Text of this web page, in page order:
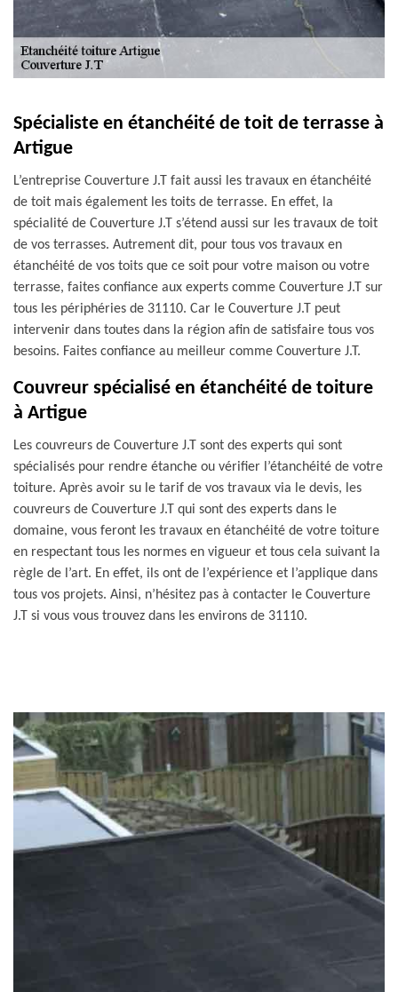
Spécialiste en étanchéité de toit de terrasse à
Artigue
L’entreprise Couverture J.T fait aussi les travaux en étanchéité
de toit mais également les toits de terrasse. En effet, la
spécialité de Couverture J.T s’étend aussi sur les travaux de toit
de vos terrasses. Autrement dit, pour tous vos travaux en
étanchéité de vos toits que ce soit pour votre maison ou votre
terrasse, faites confiance aux experts comme Couverture J.T sur
tous les périphéries de 31110. Car le Couverture J.T peut
intervenir dans toutes dans la région afin de satisfaire tous vos
besoins. Faites confiance au meilleur comme Couverture J.T.
Couvreur spécialisé en étanchéité de toiture
à Artigue
Les couvreurs de Couverture J.T sont des experts qui sont
spécialisés pour rendre étanche ou vérifier l’étanchéité de votre
toiture. Après avoir su le tarif de vos travaux via le devis, les
couvreurs de Couverture J.T qui sont des experts dans le
domaine, vous feront les travaux en étanchéité de votre toiture
en respectant tous les normes en vigueur et tous cela suivant la
règle de l’art. En effet, ils ont de l’expérience et l’applique dans
tous vos projets. Ainsi, n’hésitez pas à contacter le Couverture
J.T si vous vous trouvez dans les environs de 31110.